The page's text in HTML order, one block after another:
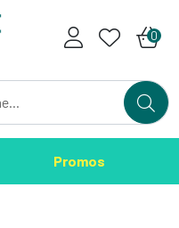
Pharmacie du Therain Votre
0
Promos